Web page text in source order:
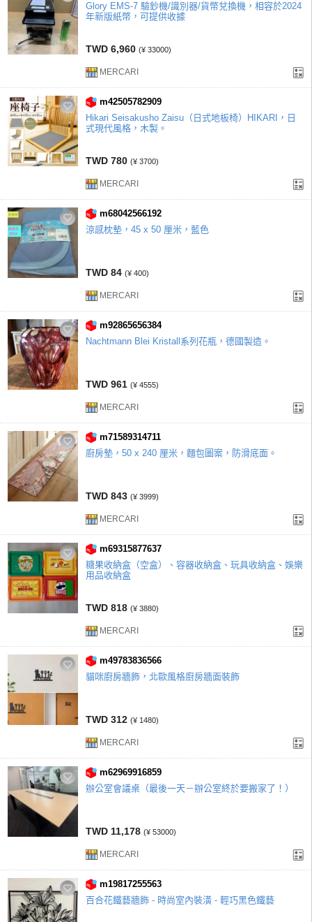
Glory EMS-7 驗鈔機/識別器/貨幣兌換機，相容於2024
年新版紙幣，可提供收據
TWD 6,960 (¥ 33000)
MERCARI
m42505782909
Hikari Seisakusho Zaisu（日式地板椅）HIKARI，日
式現代風格，木製。
TWD 780 (¥ 3700)
MERCARI
m68042566192
涼感枕墊，45 x 50 厘米，藍色
TWD 84 (¥ 400)
MERCARI
m92865656384
Nachtmann Blei Kristall系列花瓶，德國製造。
TWD 961 (¥ 4555)
MERCARI
m71589314711
廚房墊，50 x 240 厘米，麵包圖案，防滑底面。
TWD 843 (¥ 3999)
MERCARI
m69315877637
糖果收納盒（空盒）、容器收納盒、玩具收納盒、娛樂
用品收納盒
TWD 818 (¥ 3880)
MERCARI
m49783836566
貓咪廚房牆飾，北歐風格廚房牆面裝飾
TWD 312 (¥ 1480)
MERCARI
m62969916859
辦公室會議桌（最後一天－辦公室終於要搬家了！）
TWD 11,178 (¥ 53000)
MERCARI
m19817255563
百合花鐵藝牆飾 - 時尚室內裝潢 - 輕巧黑色鐵藝